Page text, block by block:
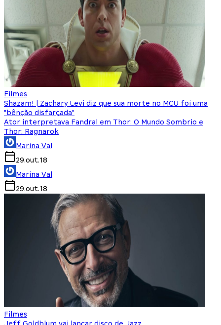
Filmes
Shazam! | Zachary Levi diz que sua morte no MCU foi uma
"bênção disfarçada"
Ator interpretava Fandral em Thor: O Mundo Sombrio e
Thor: Ragnarok
Marina Val
29.out.18
Marina Val
29.out.18
Filmes